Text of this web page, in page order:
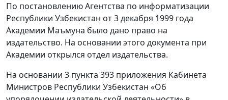
По постановлению Агентства по информатизации
Республики Узбекистан от 3 декабря 1999 года
Академии Маъмуна было дано право на
издательство. На основании этого документа при
Академии открылся отдел издательства.
На основании 3 пункта 393 приложения Кабинета
Министров Республики Узбекистан «Об